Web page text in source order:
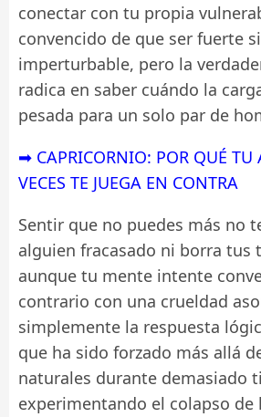
conectar con tu propia
convencido de que ser fuerte
imperturbable, pero la
radica en saber cuándo la
pesada para un solo par de
➡ CAPRICORNIO: POR QUÉ
VECES TE JUEGA EN CONTRA
Sentir que no puedes más no
alguien fracasado ni borra tus
aunque tu mente intente
contrario con una crueldad
simplemente la respuesta
que ha sido forzado más allá
naturales durante demasiado
experimentando el colapso